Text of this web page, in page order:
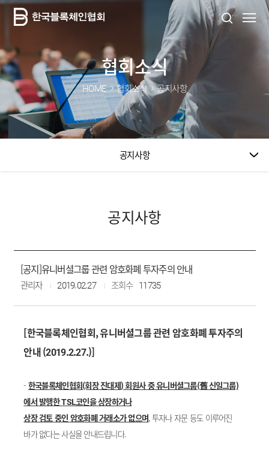
협회소식
HOME 협회소식 공지사항
공지사항
공지사항
[공지]유니버셜그룹 관련 암호화폐 투자주의 안내
관리자 2019.02.27 조회수 11735
[한국블록체인협회, 유니버셜그룹 관련 암호화폐 투자주의
안내 (2019.2.27.)]
- 한국블록체인협회(회장 진대제) 회원사 중 유니버셜그룹(舊 신일그룹)
에서 발행한 TSL코인을 상장하거나
상장 검토 중인 암호화폐 거래소가 없으며, 투자나 자문 등도 이루어진
바가 없다는 사실을 안내드립니다.